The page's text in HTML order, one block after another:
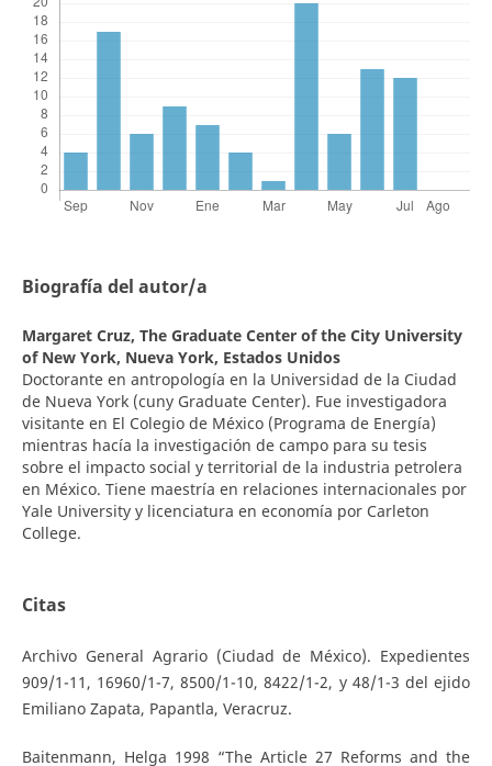
Biografía del autor/a
Margaret Cruz, The Graduate Center of the City University
of New York, Nueva York, Estados Unidos
Doctorante en antropología en la Universidad de la Ciudad
de Nueva York (cuny Graduate Center). Fue investigadora
visitante en El Colegio de México (Programa de Energía)
mientras hacía la investigación de campo para su tesis
sobre el impacto social y territorial de la industria petrolera
en México. Tiene maestría en relaciones internacionales por
Yale University y licenciatura en economía por Carleton
College.
Citas
Archivo General Agrario (Ciudad de México). Expedientes
909/1-11, 16960/1-7, 8500/1-10, 8422/1-2, y 48/1-3 del ejido
Emiliano Zapata, Papantla, Veracruz.
Baitenmann, Helga 1998 “The Article 27 Reforms and the